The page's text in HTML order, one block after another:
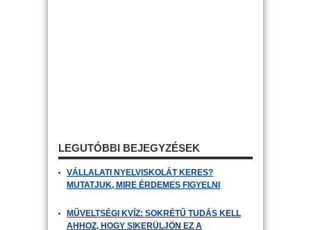
LEGUTÓBBI BEJEGYZÉSEK
VÁLLALATI NYELVISKOLÁT KERES?
MUTATJUK, MIRE ÉRDEMES FIGYELNI
MŰVELTSÉGI KVÍZ: SOKRÉTŰ TUDÁS KELL
AHHOZ, HOGY SIKERÜLJÖN EZ A